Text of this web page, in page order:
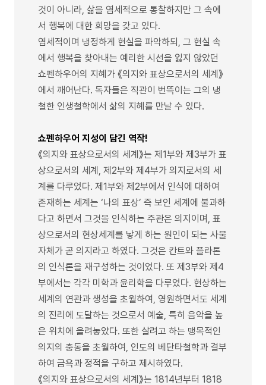
것이 아니라, 삶을 염세적으로 통찰하지만 그 속에
서 행복에 대한 희망을 갖고 있다.
염세적이며 냉정하게 현실을 파악하되, 그 현실 속
에서 행복을 찾아내는 예리한 시선을 잃지 않았던
쇼펜하우어의 지혜가 《의지와 표상으로서의 세계》
에서 깨어난다. 독자들은 직관이 번뜩이는 그의 냉
철한 인생철학에서 삶의 지혜를 만날 수 있다.
쇼펜하우어 지성이 담긴 역작!
《의지와 표상으로서의 세계》는 제1부와 제3부가 표
상으로서의 세계, 제2부와 제4부가 의지로서의 세
계를 다루었다. 제1부와 제2부에서 인식에 대하여
존재하는 세계는 ‘나의 표상’ 즉 보인 세계에 불과하
다고 하면서 그것을 인식하는 주관은 의지이며, 표
상으로서의 현상세계를 낳게 하는 원인이 되는 사물
자체가 곧 의지라고 하였다. 그것은 칸트와 플라톤
의 인식론을 재구성하는 것이었다. 또 제3부와 제4
부에서는 각각 미학과 윤리학을 다루었다. 현상하는
세계의 연관과 생성을 초월하여, 영원하면서도 세계
의 진리에 도달하는 것으로서 예술, 특히 음악을 높
은 위치에 올려놓았다. 또한 살려고 하는 맹목적인
의지의 충동을 초월하여, 인도의 베단타철학과 결부
하여 금욕과 정적을 구하고 제시하였다.
《의지와 표상으로서의 세계》는 1814년부터 1818